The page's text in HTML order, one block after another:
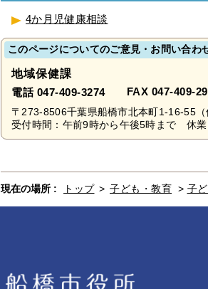
4か月児健康相談
このページについてのご意見・お問い合わ
地域保健課
電話 047-409-3274 FAX 047-409-
〒273-8506千葉県船橋市北本町1-16-55（
受付時間：午前9時から午後5時まで 休
現在の場所 : トップ > 子ども・教育 > 子